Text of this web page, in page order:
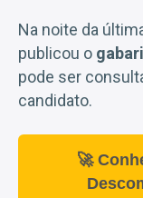
Na noite da
publicou o
pode ser
candidato.
🚀